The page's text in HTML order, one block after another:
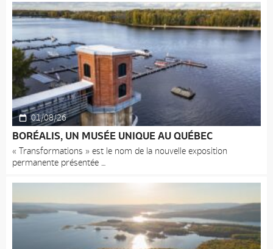
01/08/26
BORÉALIS, UN MUSÉE UNIQUE AU QUÉBEC
« Transformations » est le nom de la nouvelle exposition
permanente présentée